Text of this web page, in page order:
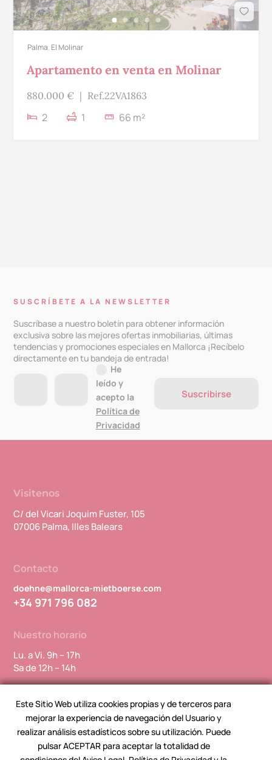
Palma, El Molinar
Apartamento en venta en Molinar
880.000 € | Ref.22VA1863
2 1 66 m²
SUSCRÍBETE A LA NEWSLETTER
Suscríbase a nuestro boletín para obtener información
exclusiva sobre las mejores ofertas inmobiliarias, últimas
tendencias y promociones especiales en Mallorca ¡Recíbelo
directamente en tu bandeja de entrada!
He
leído y
acepto la
Política de
Privacidad
Suscribirse
Visitenos
C/ del Vicari Joquim Fuster, 105
07006 Palma, Illes Balears
Contacto
doehne@mallorca-mietboerse.com
+34 971 796 082
Nuestro horario
Lu. a Vi. 9h – 17h
Sa de 12h – 14h
Síguenos
Este Sitio Web utiliza cookies propias y de terceros para
mejorar la experiencia de navegación del Usuario y
realizar análisis estadísticos sobre su utilización. Puede
pulsar ACEPTAR para aceptar la totalidad de